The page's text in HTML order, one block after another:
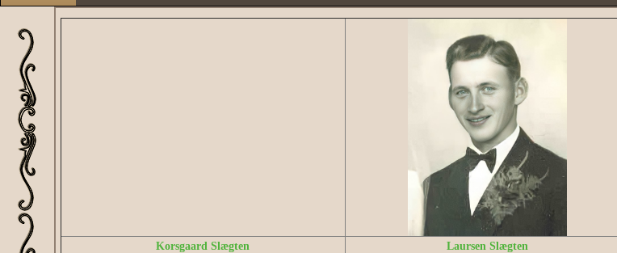
Korsgaard Slægten Laursen Slægten